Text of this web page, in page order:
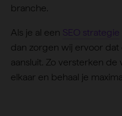
branche.
Als je al een SEO strategie
dan zorgen wij ervoor dat
aansluit. Zo versterken
elkaar en behaal je